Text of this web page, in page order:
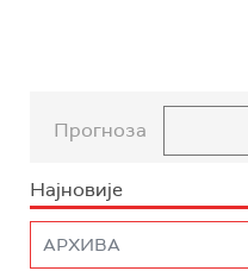
Прогноза
Најновије